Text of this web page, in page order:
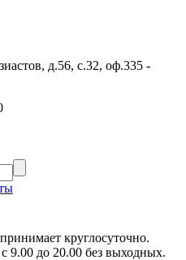
д.56, с.32, оф.335 -
круглосуточно.
9.00 до 20.00 без выходных.